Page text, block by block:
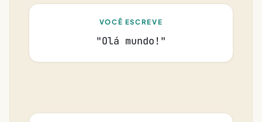
VOCÊ ESCREVE
"Olá mundo!"